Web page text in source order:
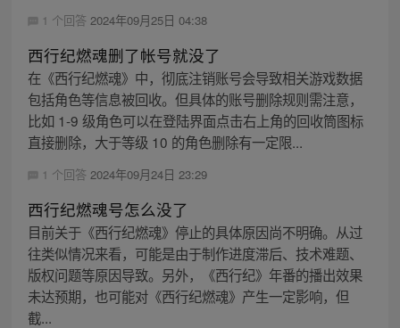
1 个回答 2024年09月25日 04:38
西行纪燃魂删了帐号就没了
在《西行纪燃魂》中，彻底注销账号会导致相关游戏数据
包括角色等信息被回收。但具体的账号删除规则需注意，
比如 1-9 级角色可以在登陆界面点击右上角的回收筒图标
直接删除，大于等级 10 的角色删除有一定限...
1 个回答 2024年09月24日 23:29
西行纪燃魂号怎么没了
目前关于《西行纪燃魂》停止的具体原因尚不明确。从过
往类似情况来看，可能是由于制作进度滞后、技术难题、
版权问题等原因导致。另外，《西行纪》年番的播出效果
未达预期，也可能对《西行纪燃魂》产生一定影响，但
截...